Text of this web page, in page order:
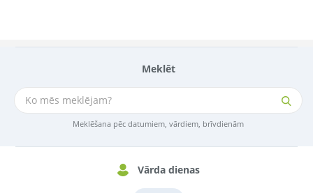
Meklēt
Meklēšana pēc datumiem, vārdiem, brīvdienām
Vārda dienas